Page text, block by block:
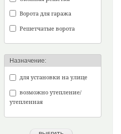
Ворота для гаража
Решетчатые ворота
Назначение:
для установки на улице
возможно утепление/
утепленная